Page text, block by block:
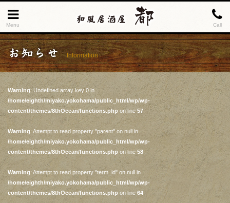
Menu Call
お知らせ Information
Warning: Undefined array key 0 in
/home/eighth/miyako.yokohama/public_html/wp/wp-
content/themes/8thOcean/functions.phpon line57
Warning: Attempt to read property "parent" on null in
/home/eighth/miyako.yokohama/public_html/wp/wp-
content/themes/8thOcean/functions.php on line 58
Warning: Attempt to read property "term_id" on null in
/home/eighth/miyako.yokohama/public_html/wp/wp-
content/themes/8thOcean/functions.php on line 64